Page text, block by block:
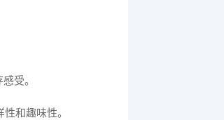
受。
和趣味性。